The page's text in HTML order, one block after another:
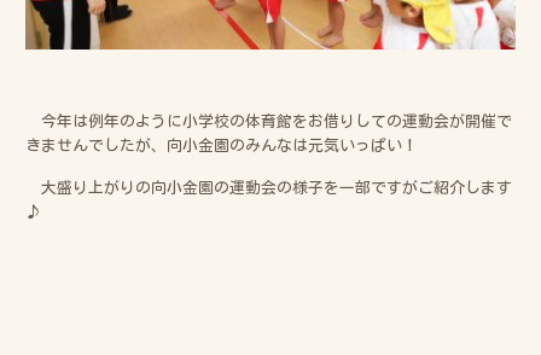
今年は例年のように小学校の体育館をお借りしての運動会が開催で
きませんでしたが、向小金園のみんなは元気いっぱい！
大盛り上がりの向小金園の運動会の様子を一部ですがご紹介します
♪